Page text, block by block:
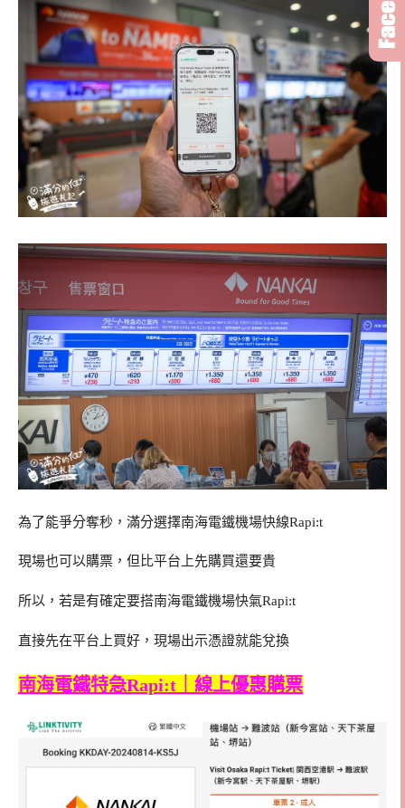
為了能爭分奪秒，滿分選擇南海電鐵機場快線Rapi:t
現場也可以購票，但比平台上先購買還要貴
所以，若是有確定要搭南海電鐵機場快氣Rapi:t
直接先在平台上買好，現場出示憑證就能兌換
南海電鐵特急Rapi:t｜線上優惠購票